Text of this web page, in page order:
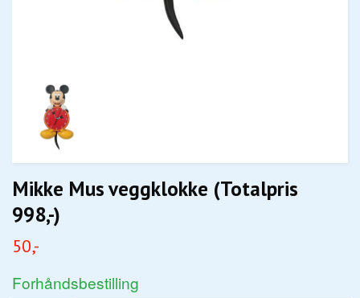
Mikke Mus veggklokke (Totalpris
998,-)
50,-
Forhåndsbestilling